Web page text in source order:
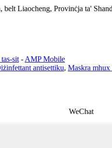
Liaocheng, Provinċja ta'
sit - AMP Mobile
antisettiku, Maskra mhux
WeChat